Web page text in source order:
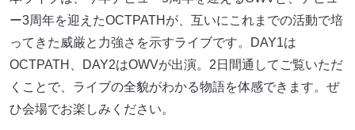
ー3周年を迎えたOCTPATHが、互いにこれまでの活動で培
ってきた威厳と力強さを示すライブです。DAY1は
OCTPATH、DAY2はOWVが出演。2日間通してご覧いただ
くことで、ライブの全貌がわかる物語を体感できます。ぜ
ひ会場でお楽しみください。